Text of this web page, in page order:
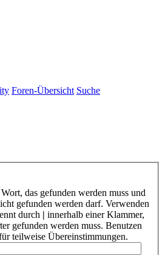
Foren-Übersicht Suche
das gefunden werden muss und
gefunden werden darf. Verwenden
durch | innerhalb einer Klammer,
gefunden werden muss. Benutzen
teilweise Übereinstimmungen.